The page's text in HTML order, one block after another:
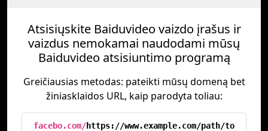
Atsisiųskite Baiduvideo vaizdo įrašus ir
vaizdus nemokamai naudodami mūsų
Baiduvideo atsisiuntimo programą
Greičiausias metodas: pateikti mūsų domeną bet
žiniasklaidos URL, kaip parodyta toliau:
facebo.com/https://www.example.com/path/to